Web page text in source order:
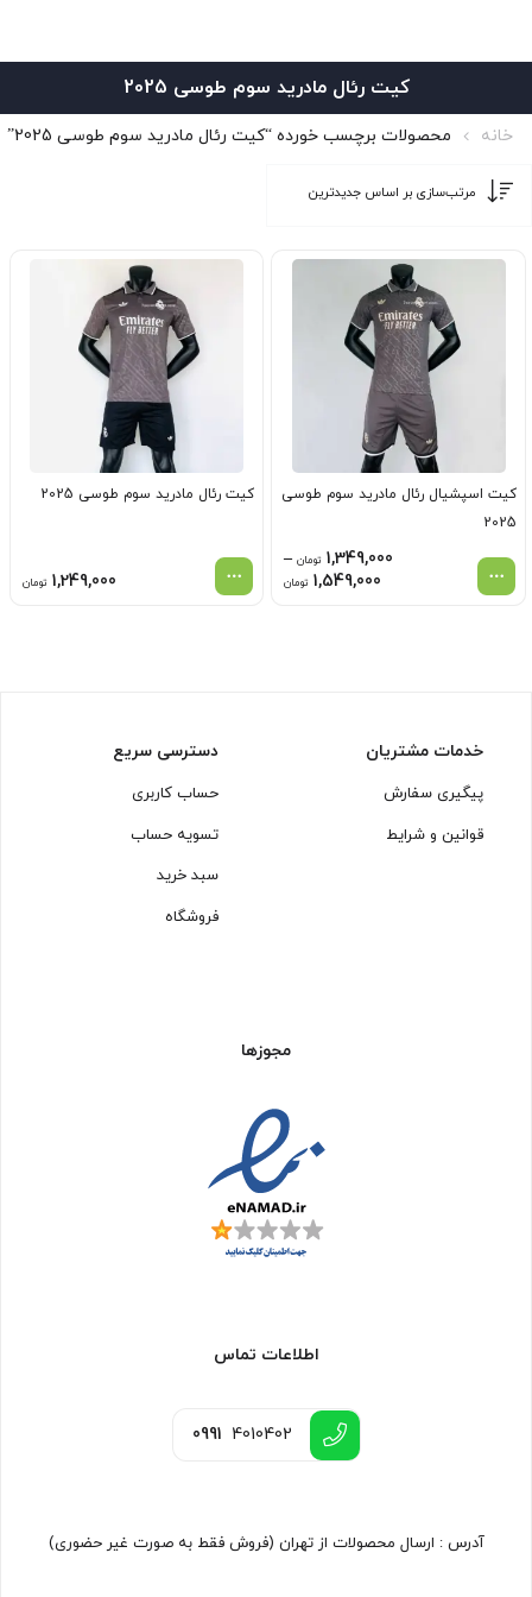
کیت رئال مادرید سوم طوسی 2025
خانه محصولات برچسب خورده “کیت رئال مادرید سوم طوسی 2025”
کیت اسپشیال رئال مادرید سوم طوسی
2025
1,349,000 تومان –
1,549,000 تومانمحدوده
قیمت:
کیت رئال مادرید سوم طوسی 2025
1,249,000 تومان
خدمات مشتریان
پیگیری سفارش
قوانین و شرایط
دسترسی سریع
حساب کاربری
تسویه حساب
سبد خرید
فروشگاه
مجوزها
اطلاعات تماس
0991 4010402
آدرس : ارسال محصولات از تهران (فروش فقط به صورت غیر حضوری)